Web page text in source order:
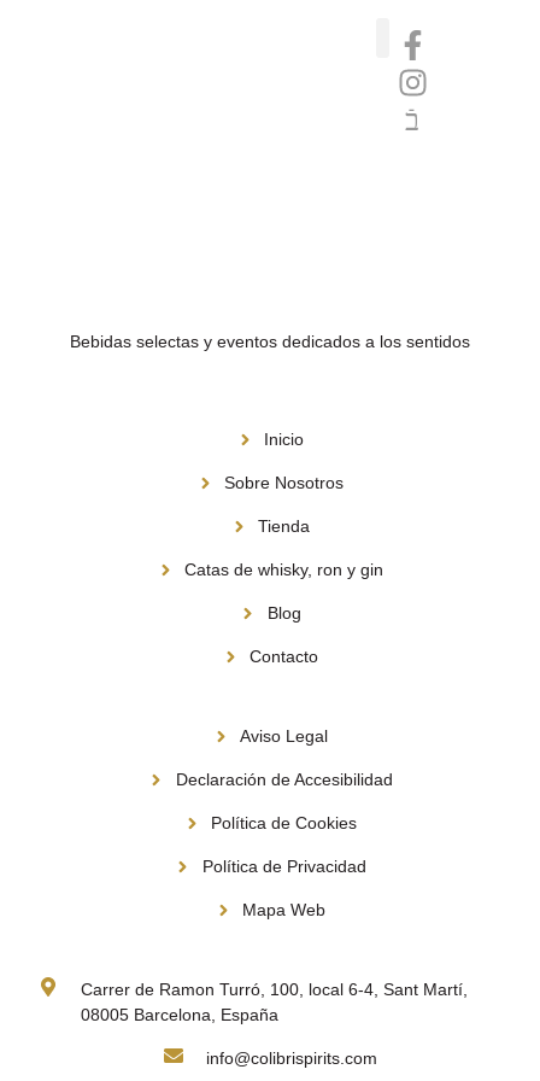
Bebidas selectas y eventos dedicados a los sentidos
Inicio
Sobre Nosotros
Tienda
Catas de whisky, ron y gin
Blog
Contacto
Aviso Legal
Declaración de Accesibilidad
Política de Cookies
Política de Privacidad
Mapa Web
Carrer de Ramon Turró, 100, local 6-4, Sant Martí,
08005 Barcelona, España
info@colibrispirits.com